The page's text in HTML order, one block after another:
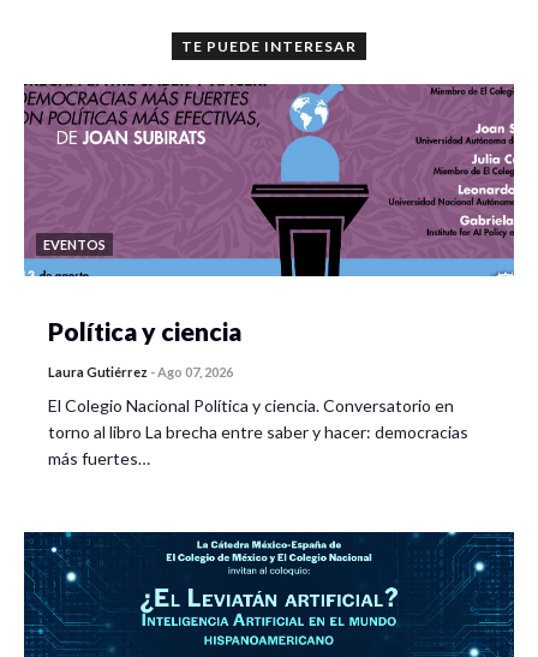
TE PUEDE INTERESAR
EVENTOS
Política y ciencia
Laura Gutiérrez -Ago 07, 2026
El Colegio Nacional Política y ciencia. Conversatorio en
torno al libro La brecha entre saber y hacer: democracias
más fuertes…